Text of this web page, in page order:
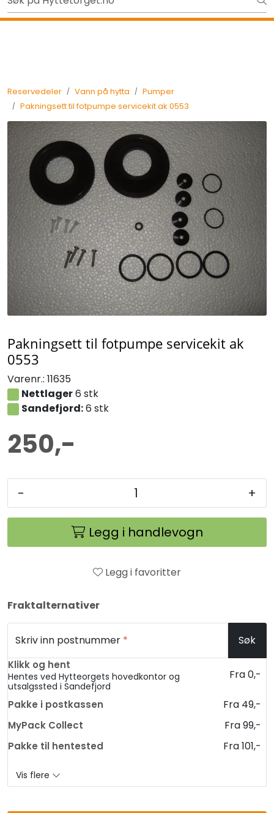
Skip to main contentUt på tur i sommer? Sjekk her først
Reservedeler Vann på hytta
Pumper
Pakningsett til fotpumpe servicekit ak 0553
Pakningsett til fotpumpe servicekit ak
0553
Varenr.: 11635
Nettlager6 stk
Sandefjord:6 stk
250,-
- +
Legg i handlevogn
Legg i favoritter
Fraktalternativer
Skriv inn postnummer * Søk
Klikk og hent
Hentes ved Hytteorgets hovedkontor og
utsalgssted i Sandefjord
Fra 0,-
Pakke i postkassen Fra 49,-
MyPack Collect Fra 99,-
Pakke til hentested Fra 101,-
Vis flere
Tilbake